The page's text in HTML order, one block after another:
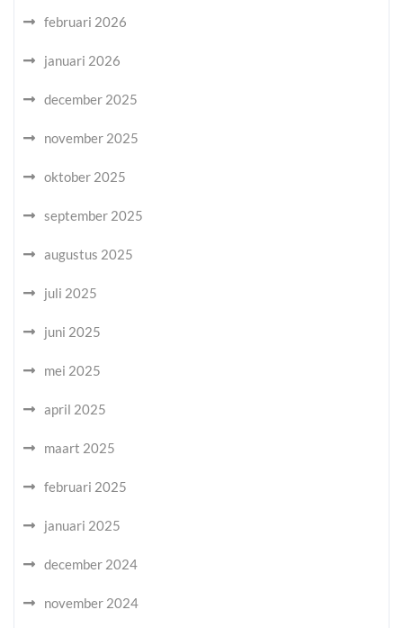
februari 2026
januari 2026
december 2025
november 2025
oktober 2025
september 2025
augustus 2025
juli 2025
juni 2025
mei 2025
april 2025
maart 2025
februari 2025
januari 2025
december 2024
november 2024